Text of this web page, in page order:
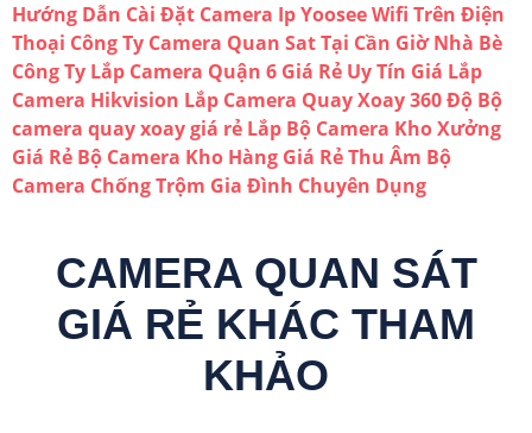
Hướng Dẫn Cài Đặt Camera Ip Yoosee Wifi Trên Điện
Thoại Công Ty Camera Quan Sat Tại Cần Giờ Nhà Bè
Công Ty Lắp Camera Quận 6 Giá Rẻ Uy Tín Giá Lắp
Camera Hikvision Lắp Camera Quay Xoay 360 Độ Bộ
camera quay xoay giá rẻ Lắp Bộ Camera Kho Xưởng
Giá Rẻ Bộ Camera Kho Hàng Giá Rẻ Thu Âm Bộ
Camera Chống Trộm Gia Đình Chuyên Dụng
CAMERA QUAN SÁT
GIÁ RẺ KHÁC THAM
KHẢO